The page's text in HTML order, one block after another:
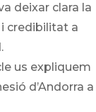
deixar clara la
credibilitat a
us expliquem
d’Andorra a